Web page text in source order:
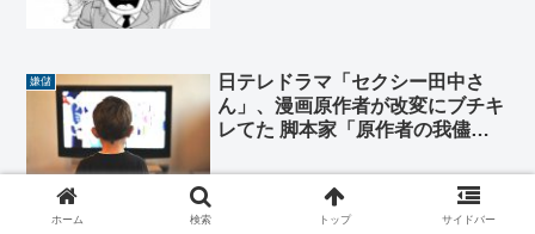
嫌儲
日テレドラマ「セクシー田中さ
ん」、漫画原作者が改変にブチキ
レてた 脚本家「原作者の我儘で
「リコリス・リコイル」の18禁グ
ホーム 検索 トップ サイドバー